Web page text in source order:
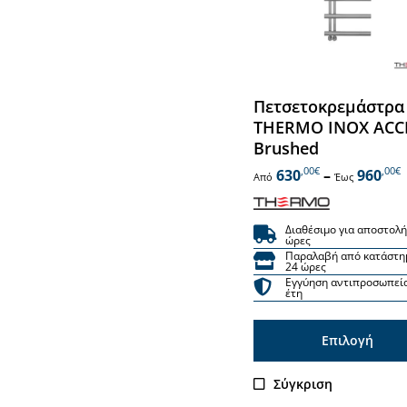
στη
σελίδα
Πετσετοκρεμάστρα
THERMO INOX
Brushed
Από 630,00€ –Έως 960,00€
Διαθέσιμο για
ώρες
Παραλαβή από
24 ώρες
Εγγύηση
έτη
Επιλογή
Αυτό
Σύγκριση